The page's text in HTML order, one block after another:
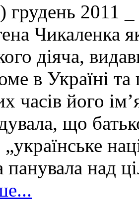
грудень
Чикаленка
діяча,
в Україні
часів його
що
панувала над